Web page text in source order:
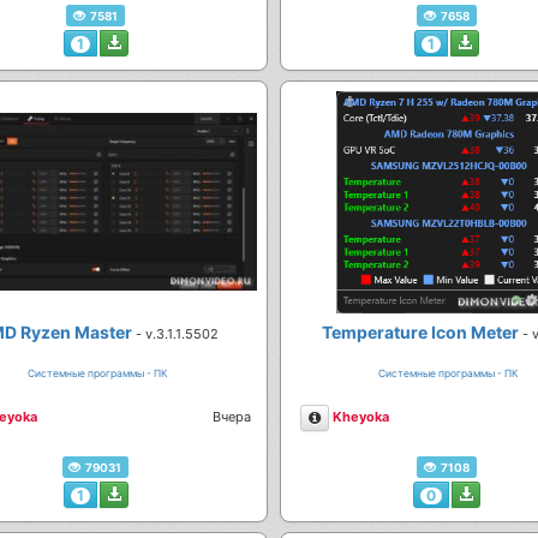
7581
1
7658
1
Ryzen Master- v.3.1.1.5502
Системные программы - ПК
Вчера
79031
1
Temperature Icon Meter -
Системные программы - ПК
Описание
Kheyoka
7108
0